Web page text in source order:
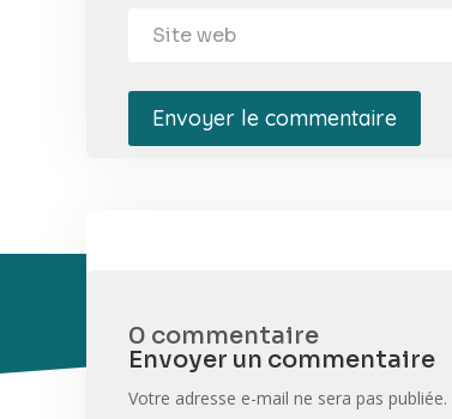
Envoyer le commentaire
0 commentaire
Envoyer un commentaire
Votre adresse e-mail ne sera pas publiée.